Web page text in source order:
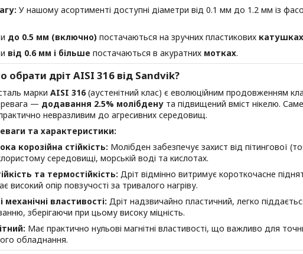
У нашому асортименті доступні діаметри від 0.1 мм до 1.2 мм із
до 0.5 мм (включно) постачаються на зручних пластикових катушках
від 0.6 мм і більше постачаються в акуратних мотках.
обрати дріт AISI 316 від Sandvik?
марки AISI 316(аустенітний клас) є еволюційним продовженням
— додавання 2.5% молібдену та підвищений вміст нікелю.
невразливим до агресивних середовищ.
та характеристики:
корозійна стійкість: Молібден забезпечує захист від пітингової
середовищі, морській воді та кислотах.
та термостійкість: Дріт відмінно витримує короткочасне
високий опір повзучості за тривалого нагріву.
механічні властивості: Дріт надзвичайно пластичний, легко
зберігаючи при цьому високу міцність.
Має практично нульові магнітні властивості, що важливо для
обладнання.